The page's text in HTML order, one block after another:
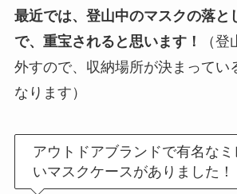
最近では、登山中のマスクの落と
で、重宝されると思います！
（
外すので、収納場所が決まってい
なります）
アウトドアブランドで有名な
いマスクケースがありました！